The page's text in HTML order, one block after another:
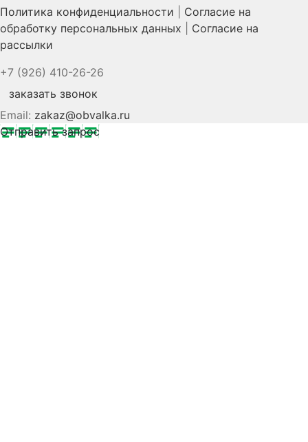
Политика конфиденциальности
Согласие на
обработку персональных данных
Согласие на
рассылки
+7 (926) 410-26-26
заказать звонок
Email: zakaz@obvalka.ru
Отправить запрос